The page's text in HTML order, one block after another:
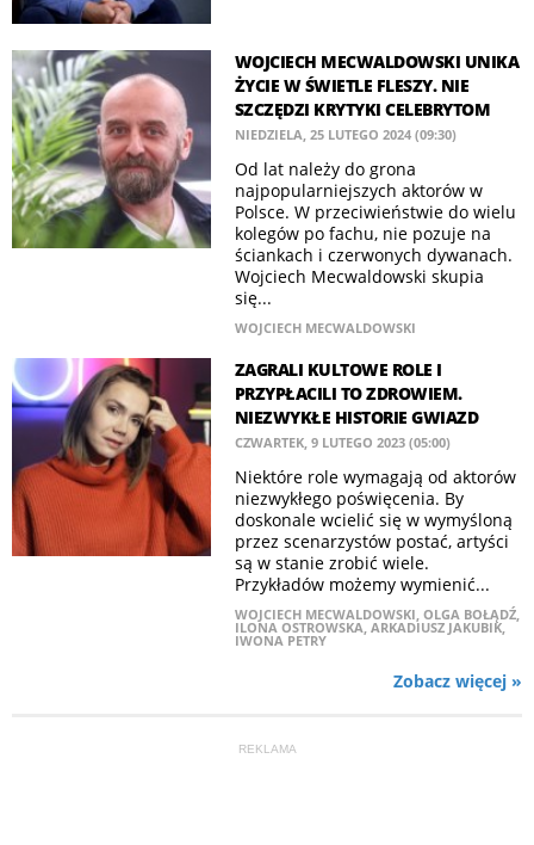
WOJCIECH MECWALDOWSKI UNIKA
ŻYCIE W ŚWIETLE FLESZY. NIE
SZCZĘDZI KRYTYKI CELEBRYTOM
NIEDZIELA, 25 LUTEGO 2024 (09:30)
Od lat należy do grona
najpopularniejszych aktorów w
Polsce. W przeciwieństwie do wielu
kolegów po fachu, nie pozuje na
ściankach i czerwonych dywanach.
Wojciech Mecwaldowski skupia
się...
WOJCIECH MECWALDOWSKI
ZAGRALI KULTOWE ROLE I
PRZYPŁACILI TO ZDROWIEM.
NIEZWYKŁE HISTORIE GWIAZD
CZWARTEK, 9 LUTEGO 2023 (05:00)
Niektóre role wymagają od aktorów
niezwykłego poświęcenia. By
doskonale wcielić się w wymyśloną
przez scenarzystów postać, artyści
są w stanie zrobić wiele.
Przykładów możemy wymienić...
WOJCIECH MECWALDOWSKI OLGA BOŁĄDŹ,
ILONA OSTROWSKA ARKADIUSZ JAKUBIK,
IWONA PETRY
Zobacz więcej »
REKLAMA